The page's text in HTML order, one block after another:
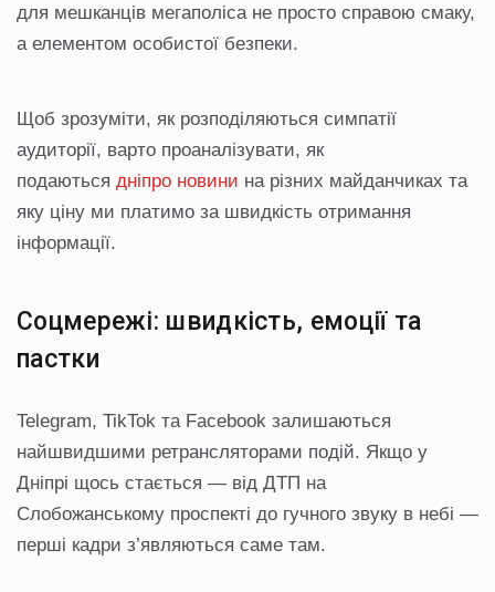
для мешканців мегаполіса не просто справою смаку,
а елементом особистої безпеки.
Щоб зрозуміти, як розподіляються симпатії
аудиторії, варто проаналізувати, як
подаються дніпро новини на різних майданчиках та
яку ціну ми платимо за швидкість отримання
інформації.
Соцмережі: швидкість, емоції та
пастки
Telegram, TikTok та Facebook залишаються
найшвидшими ретрансляторами подій. Якщо у
Дніпрі щось стається — від ДТП на
Слобожанському проспекті до гучного звуку в небі —
перші кадри з’являються саме там.